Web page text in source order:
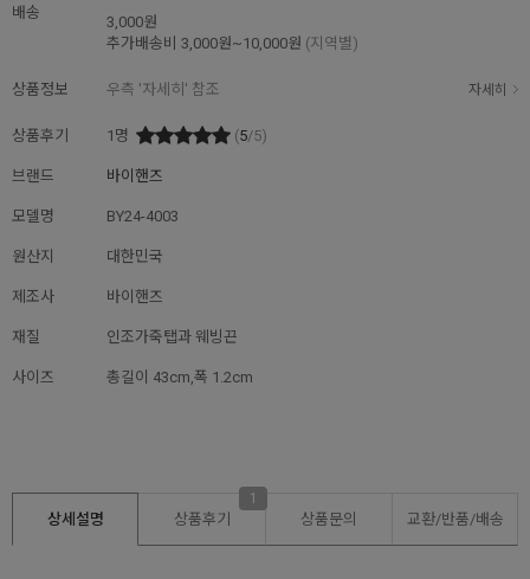
배송
3,000원
추가배송비 3,000원~10,000원 (지역별)
상품정보 우측 '자세히' 참조 자세히
상품후기 1 명 (5/5)
브랜드 바이핸즈
모델명 BY24-4003
원산지 대한민국
제조사 바이핸즈
재질 인조가죽탭과 웨빙끈
사이즈 총길이 43cm,폭 1.2cm
상세설명 상품후기
1
상품문의 교환/반품/배송